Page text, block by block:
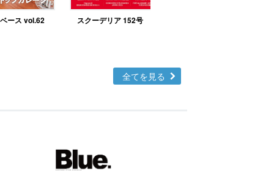
ース vol.62 スクーデリア 152号
全てを見る